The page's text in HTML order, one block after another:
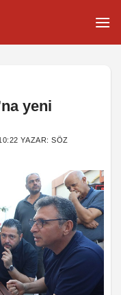
yeni
YAZAR:SÖZ